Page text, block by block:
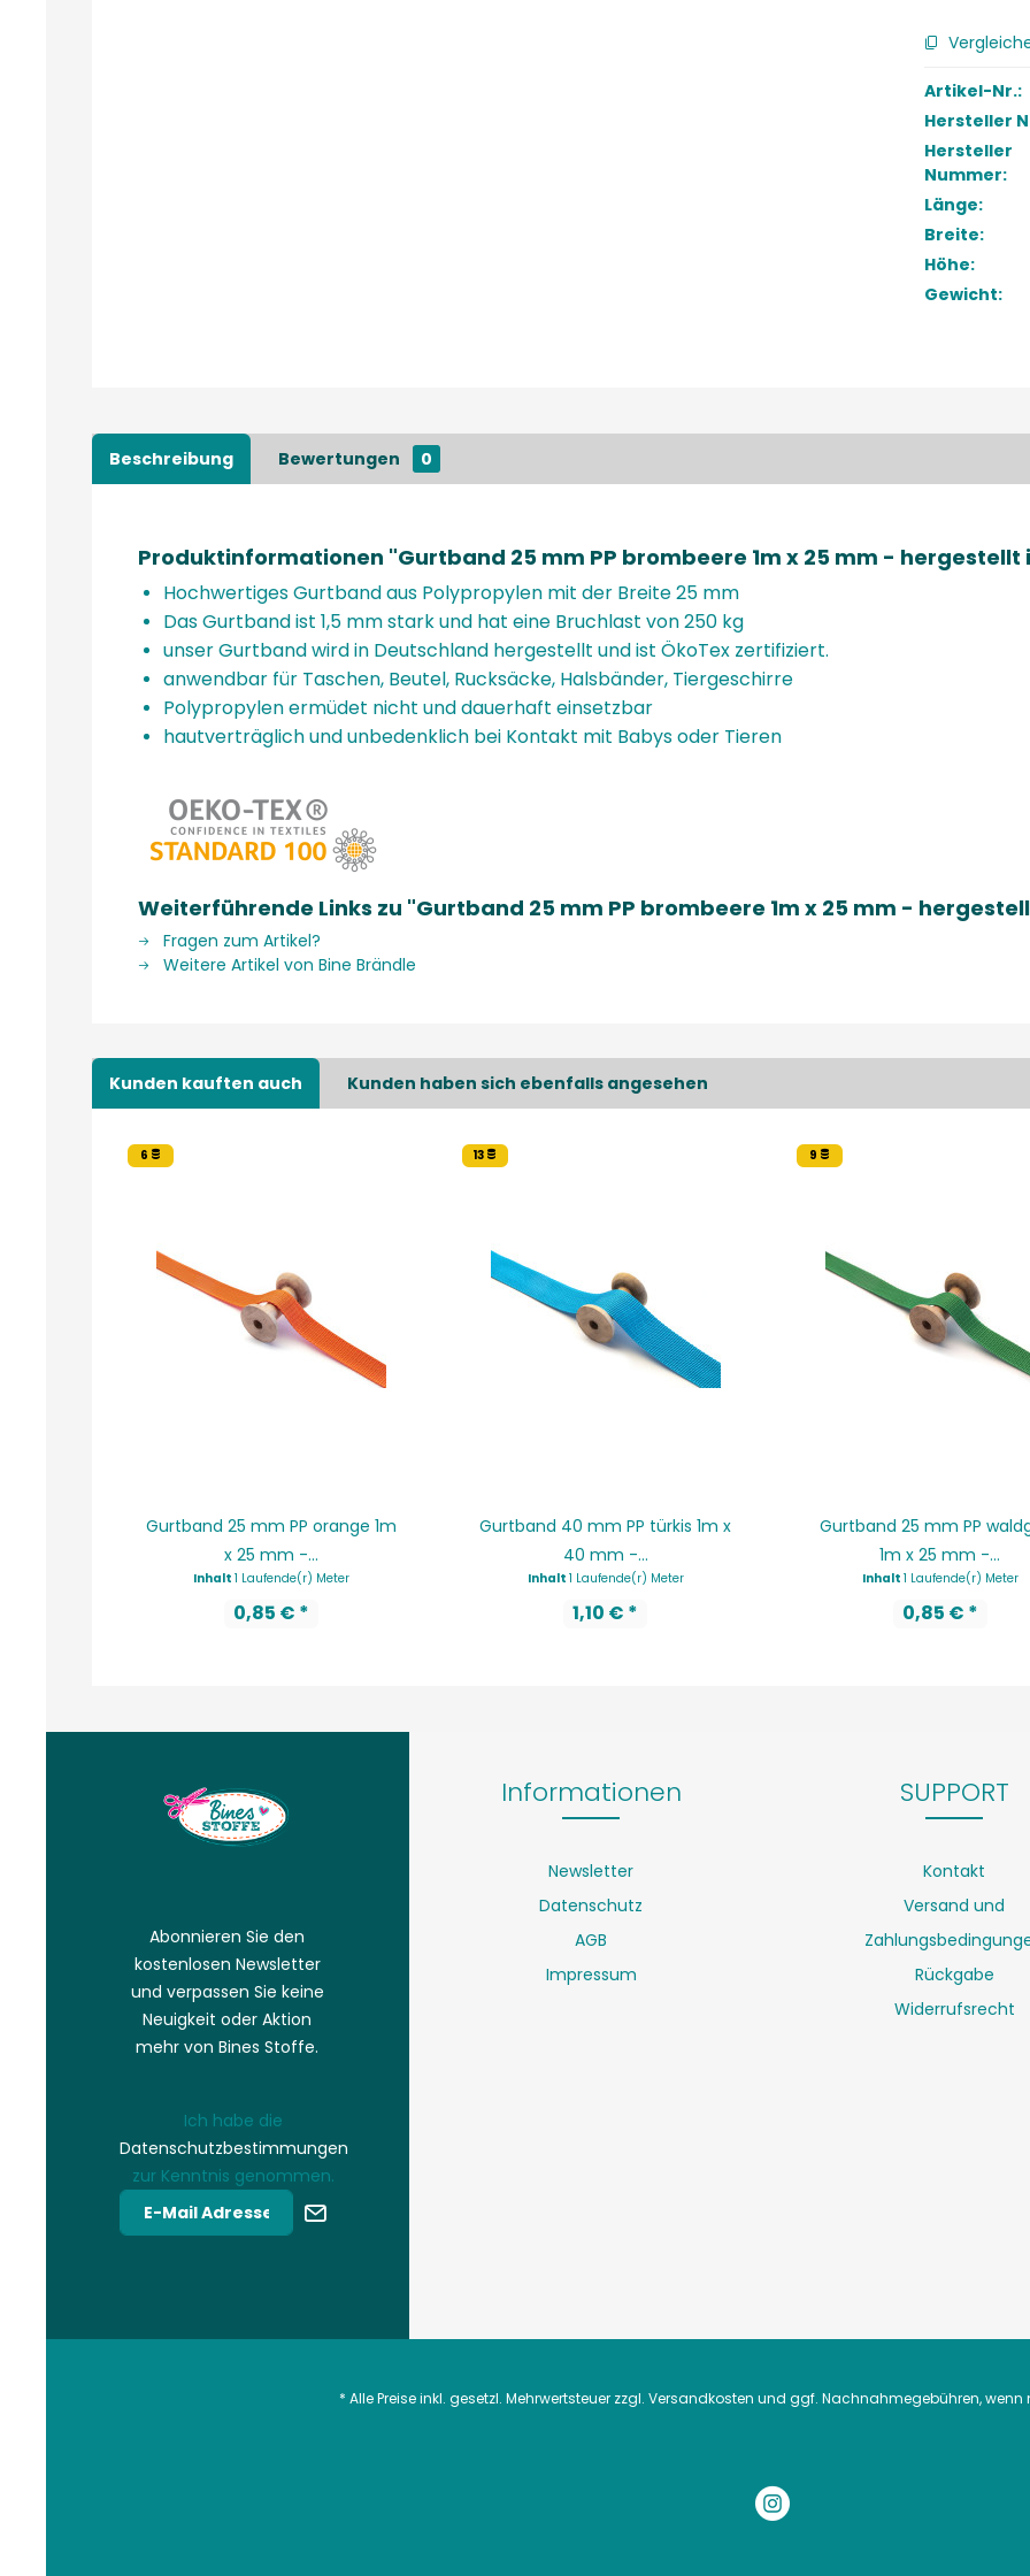
Artikel-Nr.:
Hersteller
Hersteller
Nummer:
Länge:
Breite:
Höhe:
Gewicht:
Beschreibung Bewertungen 0
Produktinformationen "Gurtband 25 mm PP brombeere 1m x 25 mm - hergestellt
Hochwertiges Gurtband aus Polypropylen mit der Breite 25 mm
Das Gurtband ist 1,5 mm stark und hat eine Bruchlast von 250 kg
unser Gurtband wird in Deutschland hergestellt und ist ÖkoTex zertifiziert.
anwendbar für Taschen, Beutel, Rucksäcke, Halsbänder, Tiergeschirre
Polypropylen ermüdet nicht und dauerhaft einsetzbar
hautverträglich und unbedenklich bei Kontakt mit Babys oder Tieren
Weiterführende Links zu "Gurtband 25 mm PP brombeere 1m x 25 mm -
Fragen zum Artikel?
Weitere Artikel von Bine Brändle
Kunden kauften auch Kunden haben sich ebenfalls angesehen
6
Gurtband 25 mm PP orange 1m
x 25 mm -...
Inhalt 1 Laufende(r) Meter
0,85 € *
13
Gurtband 40 mm PP türkis 1m x
40 mm -...
Inhalt 1 Laufende(r) Meter
1,10 € *
9
Gurtband 25 mm PP
1m x 25 mm -...
Inhalt 1 Laufende(r) Meter
0,85 € *
SUPPORT
Kontakt
Versand und
Rückgabe
Widerrufsrecht
Informationen
Newsletter
Datenschutz
AGB
Impressum
Abonnieren Sie den
kostenlosen Newsletter
und verpassen Sie keine
Neuigkeit oder Aktion
mehr von Bines Stoffe.
Ich habe die
Datenschutzbestimmungen
zur Kenntnis genommen.
* Alle Preise inkl. gesetzl. Mehrwertsteuer zzgl. Versandkosten und ggf. Nachnahmegebühren, wenn